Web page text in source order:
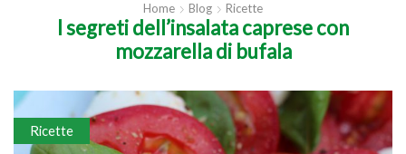
Home Blog Ricette
I segreti dell’insalata caprese con
mozzarella di bufala
Ricette